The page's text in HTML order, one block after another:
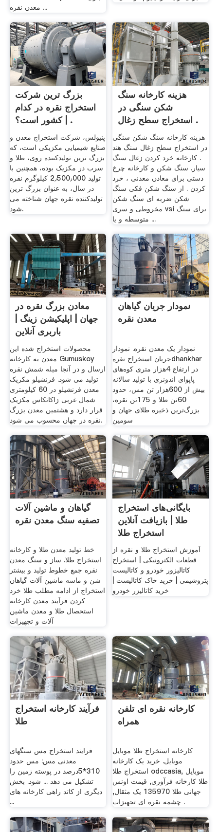
معدن نقره ...
بزرگ ترین شرکت
استخراج نقره در کدام
کشور است؟ | .
پنیولس، شرکت استخراج معدن و
صنایع شیمیایی مکزیکی است، که
بزرگ ترین تولیدکننده روی، طلا و
سرب در مکزیک بوده، همچنین با
تولید 2٫500٫000 کیلوگرم نقره
در سال، به عنوان بزرگ ترین
تولیدکننده نقره جهان شناخته می
شود.
هزینه کارخانه سنگ
شکن سنگی در
استخراج سطح زغال .
هزینه کارخانه سنگ شکن سنگی
در استخراج سطح زغال سنگ هند
. کارخانه خرد کردن زغال سنگ
سیار. سنگ شکن و کارخانه چرخ
دستی برای معادن معدنی ، خرد
کردن . از سنگ شکن فکی سنگ
شکن ضربه ای سنگ شکن
مخروطی و سری vsi برای سنگ
متوسطه و یا ...
معادن بزرگ نقره در
جهان | اپلیکیشن زینگ |
باربری آنلاین
محصولات استخراج شده این
معدن به کارخانه Gumuskoy
ارسال و در آنجا میله شمش نقره
تولید می شود. فرنشیلو مکزیک
معدن فرنشیلو در 60 کیلومتری
شمال غربی زاکاتکاس مکزیک
قرار دارد و هشتمین معدن بزرگ
نقره در جهان محسوب می شود.
نمودار جریان گیاهان
معدن نقره
نمودار یک معدن نقره. نمودار
جریان استخراج نقرهdhankhar
در ارتفاع 4هزار متری کوه‌های
پاپوای اندونزی با تولید سالانه
بیش از 600هزار تن مس، حدود
60تن طلا و 175تن نقره،
بزرگ‌ترین ذخیره طلای جهان و
سومین
گیاهان و ماشین آلات
تصفیه سنگ معدن نقره
خط تولید معدن طلا و کارخانه
استخراج طلا. ساز و سنگ معدن
نقره جمع خطوط تولید و بیشتر
شن و ماسه ماشین آلات گیاهان
استخراج از ادامه مطلب طلا خرد
کردن فرآیند معدن کارخانه
استحصال طلا و معدن ماشین
آلات و تجهیزات
بایگانی‌های استخراج
طلا | بازیافت آنلاین
استخراج طلا
آموزش استخراج طلا و نقره از
قطعات الکترونیکی | استخراج
کاتالیزور خودرو و کاتالیست
پتروشیمی | خرید خاک کاتالیست |
خرید کاتالیزر خودرو
فرآیند کارخانه استخراج
طلا
فرایند استخراج مس سنگهای
معدنی مس: مس حدود
310*5درصد در پوسته زمین را
تشکیل می دهد ... شود. بخش
دیگری از کاتد راهی کارخانه های
...
کارخانه نقره ای تلفن
همراه
کارخانه استخراج طلا موبایل
موبایل. خرید یک کارخانه
استخراج طلا odccasia, موبایل
طلا کارخانه فرآوری, قیمت اونس
جهانی طلا 135970 یک مثقال,
چشمه نقره ای تجهیزات .